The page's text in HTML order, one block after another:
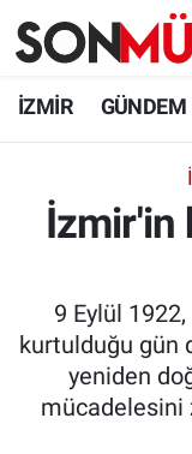
İZMİR GÜNDEM
İzmir'in
9 Eylül
kurtulduğu gün
yeniden
mücadelesini
İzmir Nöbetçi
İzmir Namaz
İzmir Trafik
Süper Lig
Tüm